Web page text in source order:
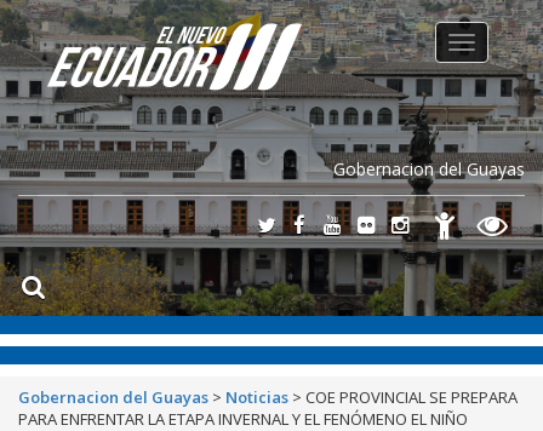
Gobernacion del Guayas
Toggle
navigation
Gobernacion del Guayas > Noticias > COE PROVINCIAL SE PREPARA
PARA ENFRENTAR LA ETAPA INVERNAL Y EL FENÓMENO EL NIÑO